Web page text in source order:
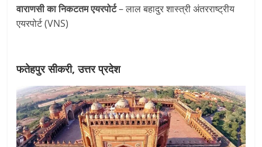
वाराणसी का निकटतम एयरपोर्ट– लाल बहादुर शास्त्री अंतरराष्ट्रीय
एयरपोर्ट (VNS)
फतेहपुर सीकरी, उत्तर प्रदेश